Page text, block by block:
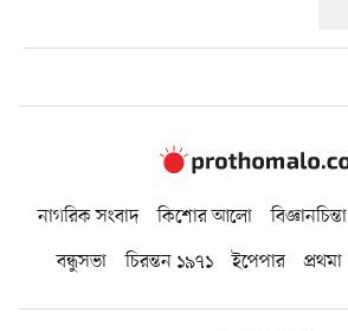
নাগরিক সংবাদ কিশোর আলো বিজ্ঞানচিন্তা
বন্ধুসভা
চিরন্তন ১৯৭১ ইপেপার প্রথমা